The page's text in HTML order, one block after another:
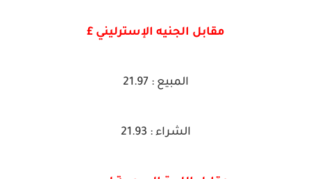
مقابل الجنيه الإسترليني £
المبيع : 21.97
الشراء : 21.93